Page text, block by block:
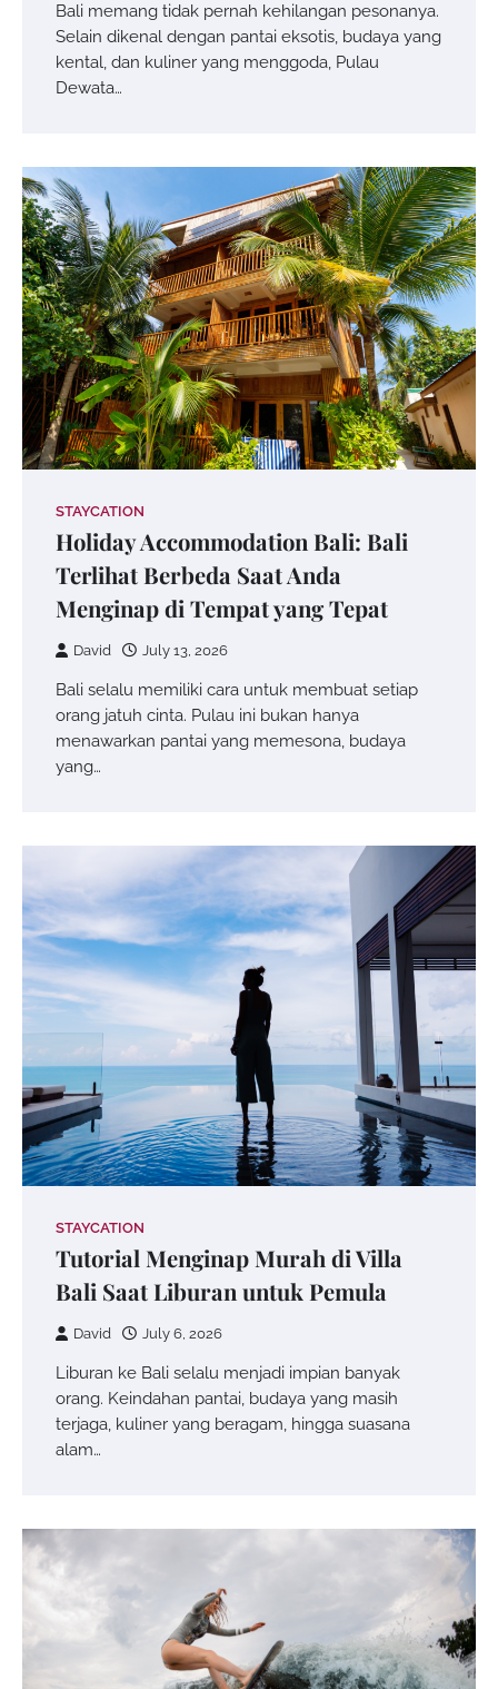
Bali memang tidak pernah kehilangan pesonanya.
Selain dikenal dengan pantai eksotis, budaya yang
kental, dan kuliner yang menggoda, Pulau
Dewata…
STAYCATION
Holiday Accommodation Bali: Bali
Terlihat Berbeda Saat Anda
Menginap di Tempat yang Tepat
David July 13, 2026
Bali selalu memiliki cara untuk membuat setiap
orang jatuh cinta. Pulau ini bukan hanya
menawarkan pantai yang memesona, budaya
yang…
STAYCATION
Tutorial Menginap Murah di Villa
Bali Saat Liburan untuk Pemula
David July 6, 2026
Liburan ke Bali selalu menjadi impian banyak
orang. Keindahan pantai, budaya yang masih
terjaga, kuliner yang beragam, hingga suasana
alam…